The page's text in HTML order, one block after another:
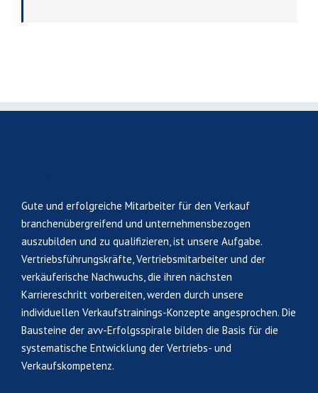
Gute und erfolgreiche Mitarbeiter für den Verkauf
branchenübergreifend und unternehmensbezogen
auszubilden und zu qualifizieren, ist unsere Aufgabe.
Vertriebsführungskräfte, Vertriebsmitarbeiter und der
verkäuferische Nachwuchs, die ihren nächsten
Karriereschritt vorbereiten, werden durch unsere
individuellen Verkaufstrainings-Konzepte angesprochen. Die
Bausteine der avv-Erfolgsspirale bilden die Basis für die
systematische Entwicklung der Vertriebs- und
Verkaufskompetenz.